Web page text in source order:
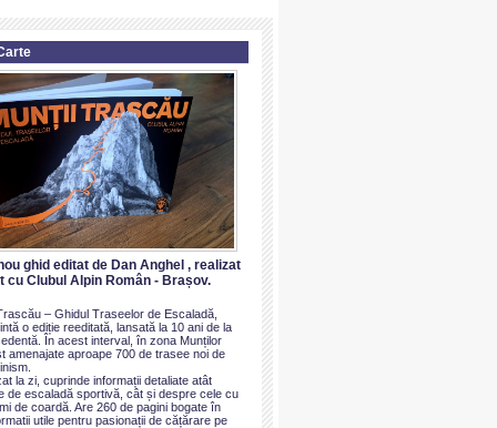
ghid editat de Dan Anghel , realizat
cu Clubul Alpin Român - Brașov.
– Ghidul Traseelor de Escaladă,
o ediție reeditată, lansată la 10 ani de la
În acest interval, în zona Munților
amenajate aproape 700 de trasee noi de
la zi, cuprinde informații detaliate atât
de escaladă sportivă, cât și despre cele cu
de coardă. Are 260 de pagini bogate în
utile pentru pasionații de cățărare pe